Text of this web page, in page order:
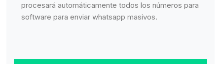
procesará automáticamente todos los números para
software para enviar whatsapp masivos.